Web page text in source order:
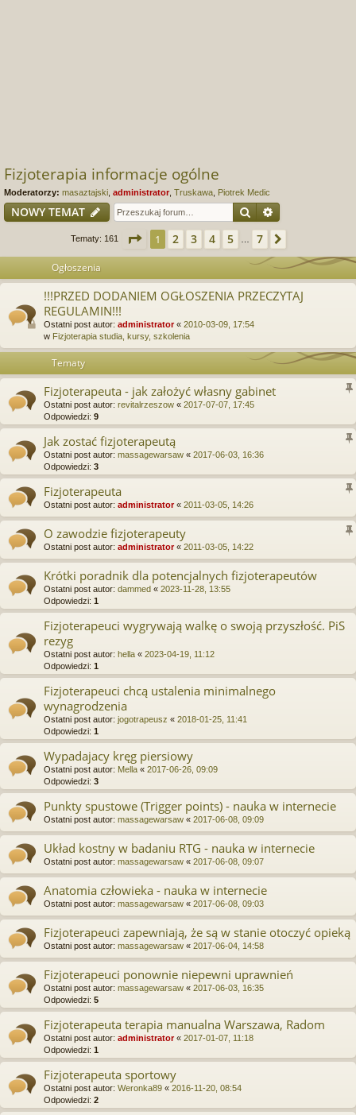
Fizjoterapia informacje ogólne
Moderatorzy: masaztajski administrator Truskawa Piotrek Medic
NOWY TEMAT SzukajWyszukiwanie
Tematy: 161 Strona z
1 2 3 4 5 7
Ogłoszenia
!!!PRZED DODANIEM OGŁOSZENIA PRZECZYTAJ
REGULAMIN!!!
Ostatni post autor: administrator« 2010-03-09, 17:54
w Fizjoterapia studia, kursy, szkolenia
Tematy
Fizjoterapeuta - jak założyć własny gabinet
Ostatni post autor: revitalrzeszow « 2017-07-07, 17:45
Odpowiedzi: 9
Jak zostać fizjoterapeutą
Ostatni post autor: massagewarsaw « 2017-06-03, 16:36
Odpowiedzi: 3
Fizjoterapeuta
Ostatni post autor: administrator« 2011-03-05, 14:26
O zawodzie fizjoterapeuty
Ostatni post autor: administrator« 2011-03-05, 14:22
Krótki poradnik dla potencjalnych fizjoterapeutów
Ostatni post autor: dammed « 2023-11-28, 13:55
Odpowiedzi: 1
Fizjoterapeuci wygrywają walkę o swoją przyszłość. PiS
rezyg
Ostatni post autor: hella « 2023-04-19, 11:12
Odpowiedzi: 1
Fizjoterapeuci chcą ustalenia minimalnego
wynagrodzenia
Ostatni post autor: jogotrapeusz « 2018-01-25, 11:41
Odpowiedzi: 1
Wypadajacy kręg piersiowy
Ostatni post autor: Mella « 2017-06-26, 09:09
Odpowiedzi: 3
Punkty spustowe (Trigger points) - nauka w internecie
Ostatni post autor: massagewarsaw « 2017-06-08, 09:09
Układ kostny w badaniu RTG - nauka w internecie
Ostatni post autor: massagewarsaw « 2017-06-08, 09:07
Anatomia człowieka - nauka w internecie
Ostatni post autor: massagewarsaw « 2017-06-08, 09:03
Fizjoterapeuci zapewniają, że są w stanie otoczyć opieką
Ostatni post autor: massagewarsaw « 2017-06-04, 14:58
Fizjoterapeuci ponownie niepewni uprawnień
Ostatni post autor: massagewarsaw « 2017-06-03, 16:35
Odpowiedzi: 5
Fizjoterapeuta terapia manualna Warszawa, Radom
Ostatni post autor: administrator« 2017-01-07, 11:18
Odpowiedzi: 1
Fizjoterapeuta sportowy
Ostatni post autor: Weronka89 « 2016-11-20, 08:54
Odpowiedzi: 2